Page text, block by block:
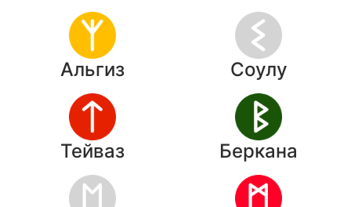
Альгиз Соулу
Тейваз Беркана